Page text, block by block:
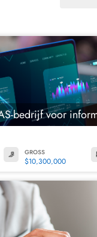
bedrijf voor
GROSS
$10,300,000